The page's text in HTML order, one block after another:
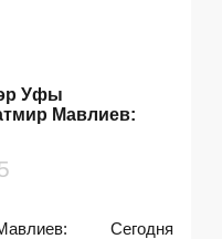
Уфы
Мавлиев:
Сегодня